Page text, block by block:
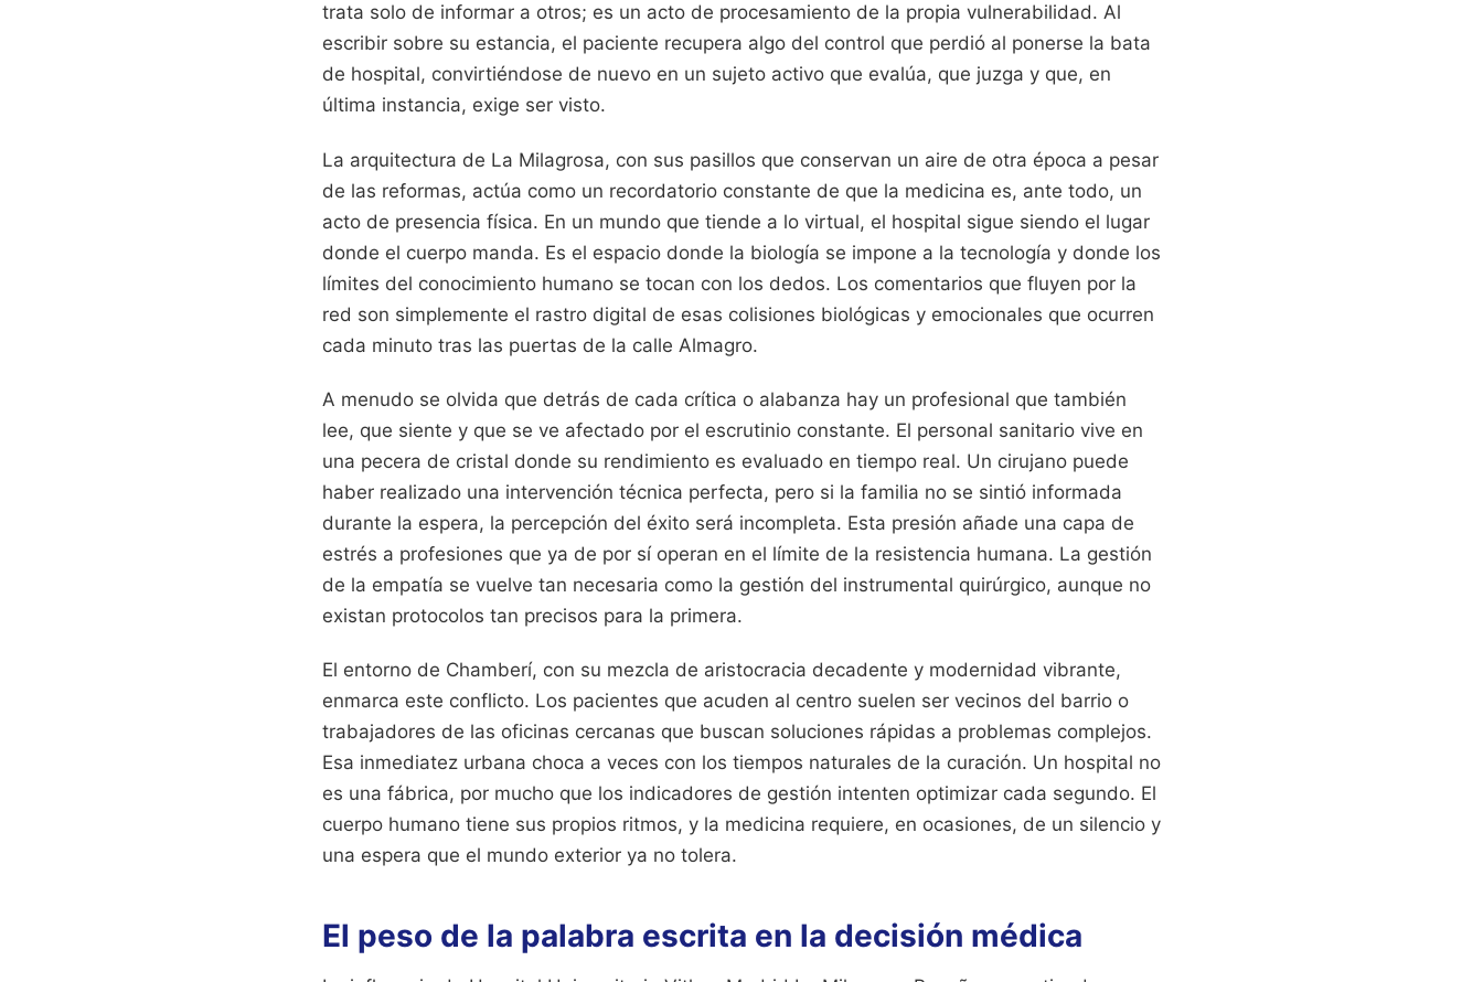
trata solo de informar a otros; es un acto de procesamiento de la propia vulnerabilidad. Al
escribir sobre su estancia, el paciente recupera algo del control que perdió al ponerse la bata
de hospital, convirtiéndose de nuevo en un sujeto activo que evalúa, que juzga y que, en
última instancia, exige ser visto.
La arquitectura de La Milagrosa, con sus pasillos que conservan un aire de otra época a pesar
de las reformas, actúa como un recordatorio constante de que la medicina es, ante todo, un
acto de presencia física. En un mundo que tiende a lo virtual, el hospital sigue siendo el lugar
donde el cuerpo manda. Es el espacio donde la biología se impone a la tecnología y donde los
límites del conocimiento humano se tocan con los dedos. Los comentarios que fluyen por la
red son simplemente el rastro digital de esas colisiones biológicas y emocionales que ocurren
cada minuto tras las puertas de la calle Almagro.
A menudo se olvida que detrás de cada crítica o alabanza hay un profesional que también
lee, que siente y que se ve afectado por el escrutinio constante. El personal sanitario vive en
una pecera de cristal donde su rendimiento es evaluado en tiempo real. Un cirujano puede
haber realizado una intervención técnica perfecta, pero si la familia no se sintió informada
durante la espera, la percepción del éxito será incompleta. Esta presión añade una capa de
estrés a profesiones que ya de por sí operan en el límite de la resistencia humana. La gestión
de la empatía se vuelve tan necesaria como la gestión del instrumental quirúrgico, aunque no
existan protocolos tan precisos para la primera.
El entorno de Chamberí, con su mezcla de aristocracia decadente y modernidad vibrante,
enmarca este conflicto. Los pacientes que acuden al centro suelen ser vecinos del barrio o
trabajadores de las oficinas cercanas que buscan soluciones rápidas a problemas complejos.
Esa inmediatez urbana choca a veces con los tiempos naturales de la curación. Un hospital no
es una fábrica, por mucho que los indicadores de gestión intenten optimizar cada segundo. El
cuerpo humano tiene sus propios ritmos, y la medicina requiere, en ocasiones, de un silencio y
una espera que el mundo exterior ya no tolera.
El peso de la palabra escrita en la decisión médica